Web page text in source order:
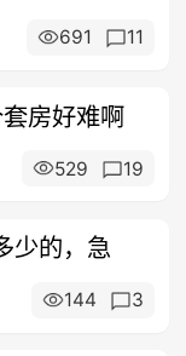
691 11
房好难啊
529 19
少的，急
144 3